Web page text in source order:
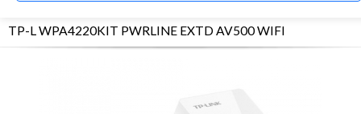
TP-L WPA4220KIT PWRLINE EXTD AV500 WIFI